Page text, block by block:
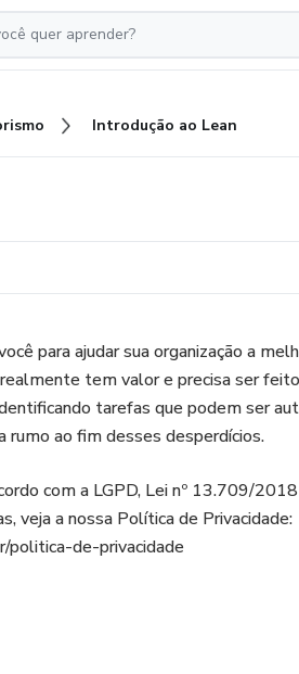
Introdução ao Lean
para ajudar sua organização a
tem valor e precisa ser
tarefas que podem ser
rumo ao fim desses desperdícios.
com a LGPD, Lei nº 13.709/
veja a nossa Política de Privacidade:
politica-de-privacidade